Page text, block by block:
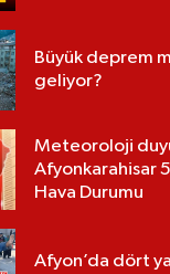
Büyük deprem
geliyor?
Meteoroloji
Afyonkarahisar
Hava Durumu
Afyon’da dört